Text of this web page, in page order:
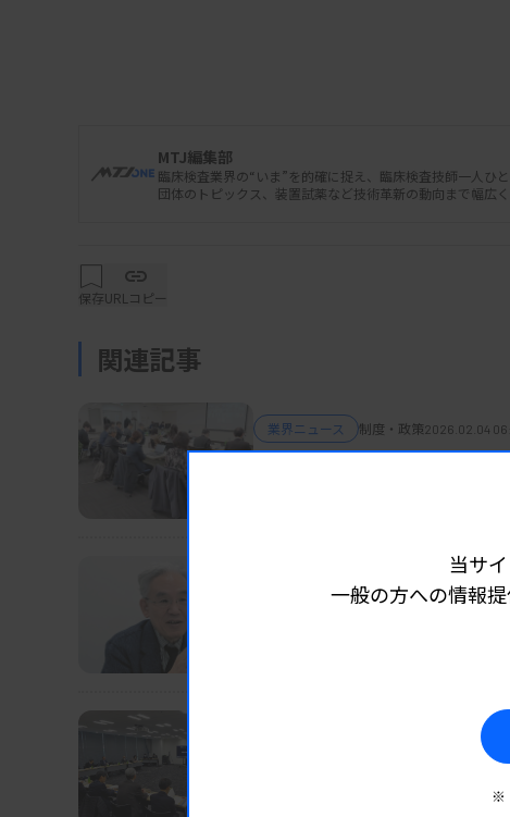
MTJ編集部
臨床検査業界の“いま”を的確に捉え、臨床検査技師一人ひ
団体のトピックス、装置試薬など技術革新の動向まで幅広
保存URLコピー
関連記事
業界ニュース 制度・政策2026.02.04
制度・政策 2026.02.02
2026.01.30
厚労省、血清クレアチニン検査の必
当サ
一般の方への情報
※